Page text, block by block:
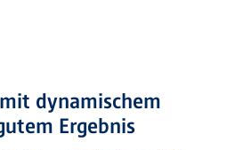
dynamischem
Ergebnis